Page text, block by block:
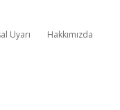
Uyarı Hakkımızda